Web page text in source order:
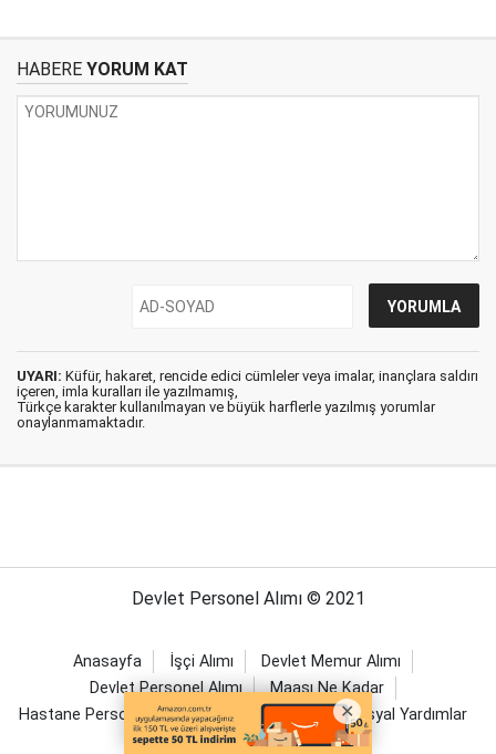
HABERE YORUM KAT
UYARI: Küfür, hakaret, rencide edici cümleler veya imalar, inançlara saldırı
içeren, imla kuralları ile yazılmamış,
Türkçe karakter kullanılmayan ve büyük harflerle yazılmış yorumlar
onaylanmamaktadır.
Devlet Personel Alımı © 2021
Anasayfa İşçi Alımı
Devlet Memur Alımı
Devlet Personel Alımı
Maaşı Ne Kadar
Hastane Personel Alımı
Sağlıklı Yaşam Sosyal Yardımlar